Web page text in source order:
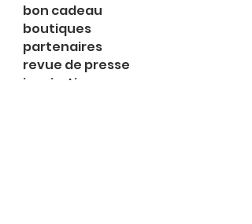
bon cadeau
boutiques
partenaires
revue de presse
inspirations